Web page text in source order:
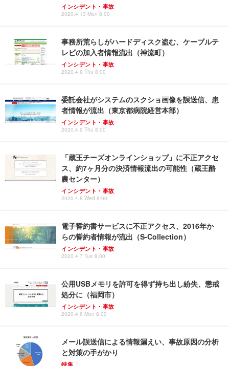
インシデント・事故
2020.4.13 Mon 8:00
事務所荒らしがハードディスク盗む、ケーブルテ
レビの加入者情報流出（神流町）
インシデント・事故
2020.4.9 Thu 8:00
委託会社がシステムのスクショ画像を誤送信、患
者情報が流出（東京都病院経営本部）
インシデント・事故
2020.4.9 Thu 8:00
「蔵王チーズオンラインショップ」に不正アクセ
ス、約7ヶ月分の決済情報流出の可能性（蔵王酪
農センター）
インシデント・事故
2020.4.8 Wed 8:00
電子誓約書サービスに不正アクセス、2016年か
らの誓約者情報が流出（S-Collection）
インシデント・事故
2020.4.7 Tue 8:00
公用USBメモリを許可を得ず持ち出し紛失、懲戒
処分に（福岡市）
インシデント・事故
2020.4.6 Mon 8:00
メール誤送信による情報漏えい、事故原因の分析
と対策の手がかり
特集